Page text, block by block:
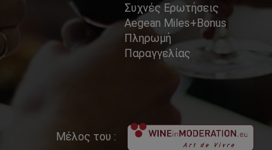
Συχνές Ερωτήσεις
Aegean Miles+Bonus
Πληρωμή
Παραγγελίας
Μέλος του :